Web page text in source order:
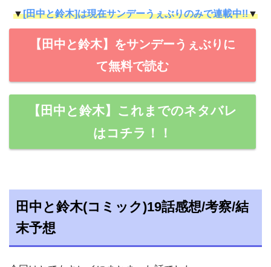
▼[田中と鈴木]は現在サンデーうぇぶりのみで連載中!!▼
【田中と鈴木】をサンデーうぇぶりに
て無料で読む
【田中と鈴木】これまでのネタバレ
はコチラ！！
田中と鈴木(コミック)19話感想/考察/結
末予想